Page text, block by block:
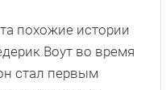
похожие истории
Воут во время
стал первым